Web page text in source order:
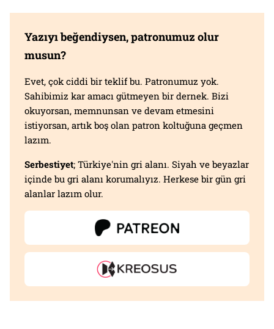
Yazıyı beğendiysen, patronumuz olur
musun?
Evet, çok ciddi bir teklif bu. Patronumuz yok.
Sahibimiz kar amacı gütmeyen bir dernek. Bizi
okuyorsan, memnunsan ve devam etmesini
istiyorsan, artık boş olan patron koltuğuna geçmen
lazım.
Serbestiyet; Türkiye'nin gri alanı. Siyah ve beyazlar
içinde bu gri alanı korumalıyız. Herkese bir gün gri
alanlar lazım olur.